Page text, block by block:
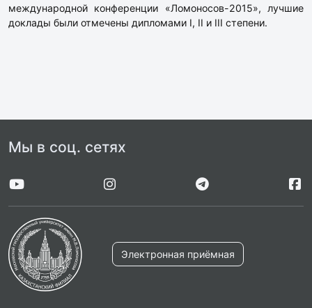
международной конференции «Ломоносов-2015», лучшие
доклады были отмечены дипломами I, II и III степени.
Мы в соц. сетях
Электронная приёмная